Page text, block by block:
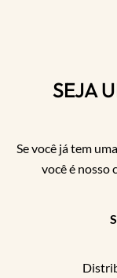
SEJA
Se você já tem
você é nosso